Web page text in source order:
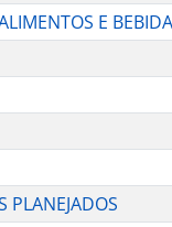
E
PLANEJADOS